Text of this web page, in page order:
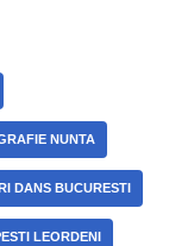
NUNTA
DANS BUCURESTI
LEORDENI